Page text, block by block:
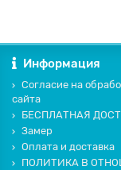
Информация
Согласие на
сайта
БЕСПЛАТНАЯ
Замер
Оплата и доставка
ПОЛИТИКА В